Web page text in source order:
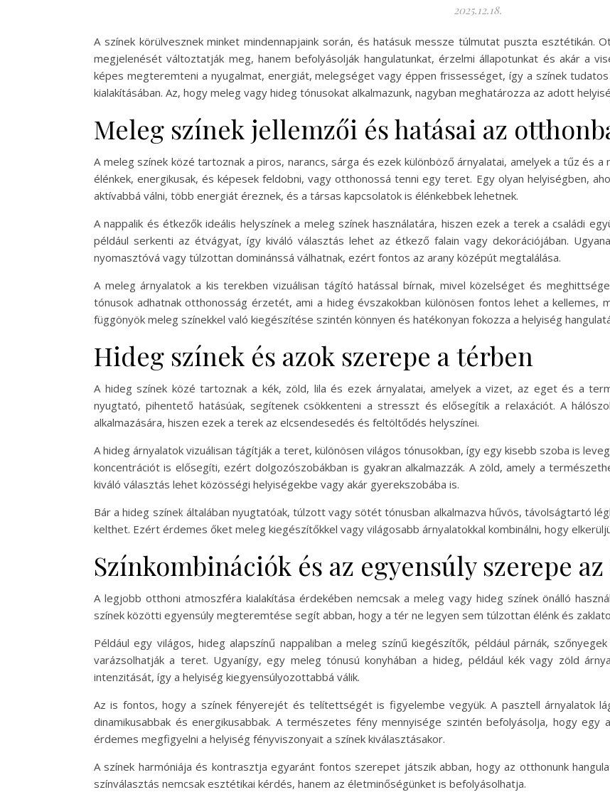
2025.12.18.
A színek körülvesznek minket mindennapjaink során, és hatásuk messze túlmutat puszta esztétikán.
megjelenését változtatják meg, hanem befolyásolják hangulatunkat, érzelmi állapotunkat és akár a
képes megteremteni a nyugalmat, energiát, melegséget vagy éppen frissességet, így a színek
kialakításában. Az, hogy meleg vagy hideg tónusokat alkalmazunk, nagyban meghatározza az adott
Meleg színek jellemzői és hatásai az
A meleg színek közé tartoznak a piros, narancs, sárga és ezek különböző árnyalatai, amelyek a tűz és a
élénkek, energikusak, és képesek feldobni, vagy otthonossá tenni egy teret. Egy olyan helyiségben,
aktívabbá válni, több energiát éreznek, és a társas kapcsolatok is élénkebbek lehetnek.
A nappalik és étkezők ideális helyszínek a meleg színek használatára, hiszen ezek a terek a családi
például serkenti az étvágyat, így kiváló választás lehet az étkező falain vagy dekorációjában.
nyomasztóvá vagy túlzottan dominánssá válhatnak, ezért fontos az arany középút megtalálása.
A meleg árnyalatok a kis terekben vizuálisan tágító hatással bírnak, mivel közelséget és
tónusok adhatnak otthonosság érzetét, ami a hideg évszakokban különösen fontos lehet a kellemes,
függönyök meleg színekkel való kiegészítése szintén könnyen és hatékonyan fokozza a helyiség
Hideg színek és azok szerepe a térben
A hideg színek közé tartoznak a kék, zöld, lila és ezek árnyalatai, amelyek a vizet, az eget és a
nyugtató, pihentető hatásúak, segítenek csökkenteni a stresszt és elősegítik a relaxációt. A
alkalmazására, hiszen ezek a terek az elcsendesedés és feltöltődés helyszínei.
A hideg árnyalatok vizuálisan tágítják a teret, különösen világos tónusokban, így egy kisebb szoba is
koncentrációt is elősegíti, ezért dolgozószobákban is gyakran alkalmazzák. A zöld, amely a
kiváló választás lehet közösségi helyiségekbe vagy akár gyerekszobába is.
Bár a hideg színek általában nyugtatóak, túlzott vagy sötét tónusban alkalmazva hűvös, távolságtartó
kelthet. Ezért érdemes őket meleg kiegészítőkkel vagy világosabb árnyalatokkal kombinálni, hogy
Színkombinációk és az egyensúly szerepe
A legjobb otthoni atmoszféra kialakítása érdekében nemcsak a meleg vagy hideg színek önálló
színek közötti egyensúly megteremtése segít abban, hogy a tér ne legyen sem túlzottan élénk és
Például egy világos, hideg alapszínű nappaliban a meleg színű kiegészítők, például párnák,
varázsolhatják a teret. Ugyanígy, egy meleg tónusú konyhában a hideg, például kék vagy zöld
intenzitását, így a helyiség kiegyensúlyozottabbá válik.
Az is fontos, hogy a színek fényerejét és telítettségét is figyelembe vegyük. A pasztell árnyalatok
dinamikusabbak és energikusabbak. A természetes fény mennyisége szintén befolyásolja, hogy
érdemes megfigyelni a helyiség fényviszonyait a színek kiválasztásakor.
A színek harmóniája és kontrasztja egyaránt fontos szerepet játszik abban, hogy az otthonunk
színválasztás nemcsak esztétikai kérdés, hanem az életminőségünket is befolyásolhatja.